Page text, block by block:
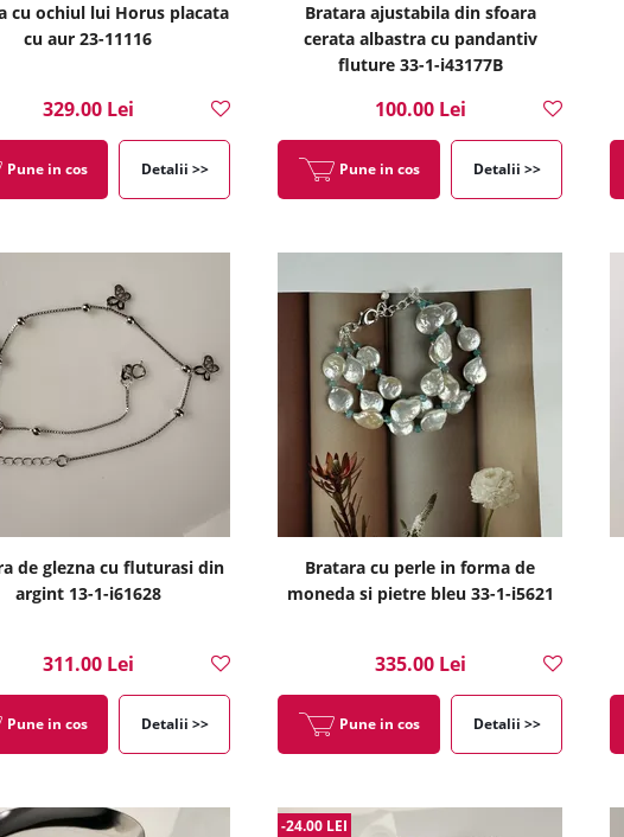
cu ochiul lui Horus placata
cu aur 23-11116
329.00 Lei
Pune in cos Detalii >>
Bratara ajustabila din sfoara
cerata albastra cu pandantiv
fluture 33-1-i43177B
100.00 Lei
Pune in cos Detalii >>
de glezna cu fluturasi din
argint 13-1-i61628
311.00 Lei
Pune in cos Detalii >>
Bratara cu perle in forma de
moneda si pietre bleu 33-1-i5621
335.00 Lei
Pune in cos Detalii >>
-24.00 LEI